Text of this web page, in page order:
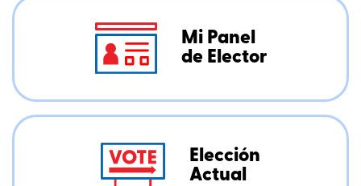
Mi Panel
de Elector
Elección
Actual